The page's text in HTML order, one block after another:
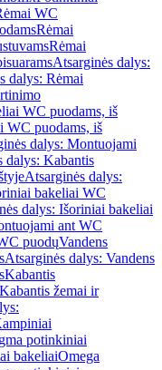
WC
Rėmai
Rėmai
Atsarginės dalys:
dalys: Rėmai
WC puodams, iš
WC puodams, iš
dalys: Montuojami
dalys: Kabantis
Atsarginės dalys:
bakeliai WC
dalys: Išoriniai bakeliai
ant WC
puodųVandens
Atsarginės dalys: Vandens
Kabantis
Kabantis žemai ir
potinkiniai
bakeliaiOmega